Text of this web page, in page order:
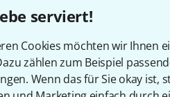
serviert!
Cookies möchten wir Ihnen
zählen zum Beispiel
Wenn das für Sie okay ist,
Behringer HC